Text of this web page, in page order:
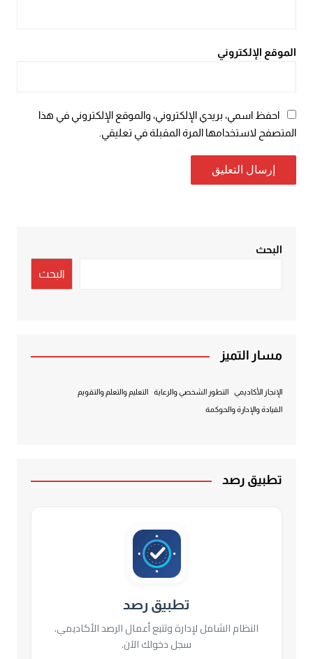
الموقع الإلكتروني
احفظ اسمي، بريدي الإلكتروني، والموقع الإلكتروني في هذا
المتصفح لاستخدامها المرة المقبلة في تعليقي.
البحث
البحث
مسار التميز
الإنجاز الأكاديمي التطور الشخصي والرعاية التعليم والتعلم والتقويم
القيادة والإدارة والحوكمة
تطبيق رصد
تطبيق رصد
النظام الشامل لإدارة وتتبع أعمال الرصد الأكاديمي.
سجل دخولك الآن.